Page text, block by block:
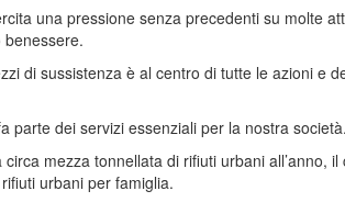
una pressione senza precedenti su molte
di sussistenza è al centro di tutte le azioni e
parte dei servizi essenziali per la nostra società.
mezza tonnellata di rifiuti urbani all’anno,
urbani per famiglia.